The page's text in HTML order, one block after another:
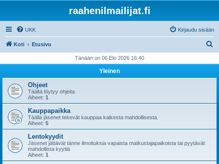
raahenilmailijat.fi
UKK Kirjaudu sisään
Koti Etusivu
i
Tänään on 06 Elo 2026 16:40
Yleinen
Ohjeet
Täältä löytyy ohjeita
Aiheet: 1
Kauppapaikka
Täällä jäsenet tekevät kauppaa kaikesta mahdollisesta.
Aiheet: 5
Lentokyydit
Jäsenet jättävät tänne ilmoituksia vapaista matkustajapaikoista tai pyytävät
mahdollista kyytiä
Aiheet: 1